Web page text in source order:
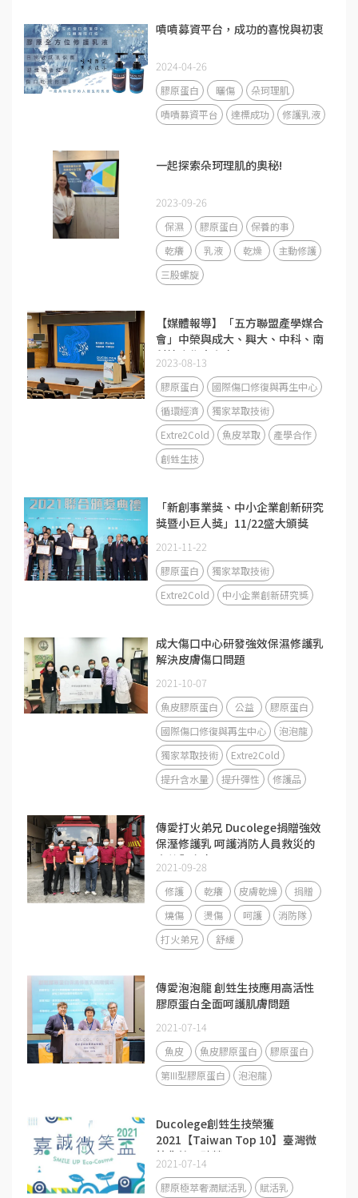
嘖嘖募資平台，成功的喜悅與初衷
2024-04-26
膠原蛋白 曬傷
朵珂理肌
嘖嘖募資平台
達標成功 修護乳液
一起探索朵珂理肌的奧秘!
2023-09-26
保濕 膠原蛋白
保養的事
乾癢
乳液 乾燥
主動修護
三股螺旋
【媒體報導】「五方聯盟產學媒合
會」中榮與成大、興大、中科、南
科簽合作意向書
2023-08-13
膠原蛋白
國際傷口修復與再生中心
循環經濟
獨家萃取技術
Extre2Cold
魚皮萃取
產學合作
創甡生技
「新創事業獎、中小企業創新研究
獎暨小巨人獎」11/22盛大頒獎
2021-11-22
膠原蛋白
獨家萃取技術
Extre2Cold
中小企業創新研究獎
成大傷口中心研發強效保濕修護乳
解決皮膚傷口問題
2021-10-07
魚皮膠原蛋白 公益
膠原蛋白
國際傷口修復與再生中心
泡泡龍
獨家萃取技術
Extre2Cold
提升含水量
提升彈性 修護品
傳愛打火弟兄 Ducolege捐贈強效
保溼修護乳 呵護消防人員救災的
辛苦與疼痛
2021-09-28
修護 乾癢 皮膚乾燥
捐贈
燒傷
燙傷 呵護
消防隊
打火弟兄
舒緩
傳愛泡泡龍 創甡生技應用高活性
膠原蛋白全面呵護肌膚問題
2021-07-14
魚皮 魚皮膠原蛋白
膠原蛋白
第III型膠原蛋白
泡泡龍
Ducolege創甡生技榮獲
2021【Taiwan Top 10】臺灣微
笑化粧品殊榮！
2021-07-14
膠原極萃奢潤賦活乳
賦活乳